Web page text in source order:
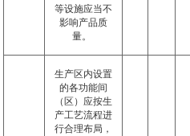
等设施应当不
影响产品质
量。
生产区内设置
的各功能间
（区）应按生
产工艺流程进
行合理布局，